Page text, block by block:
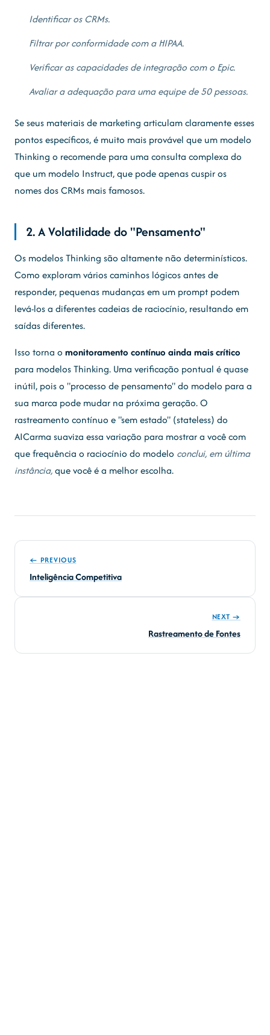
Identificar os CRMs.
Filtrar por conformidade com a HIPAA.
Verificar as capacidades de integração com o Epic.
Avaliar a adequação para uma equipe de 50 pessoas.
Se seus materiais de marketing articulam claramente esses
pontos específicos, é muito mais provável que um modelo
Thinking o recomende para uma consulta complexa do
que um modelo Instruct, que pode apenas cuspir os
nomes dos CRMs mais famosos.
2. A Volatilidade do "Pensamento"
Os modelos Thinking são altamente não determinísticos.
Como exploram vários caminhos lógicos antes de
responder, pequenas mudanças em um prompt podem
levá-los a diferentes cadeias de raciocínio, resultando em
saídas diferentes.
Isso torna o monitoramento contínuo ainda mais crítico
para modelos Thinking. Uma verificação pontual é quase
inútil, pois o "processo de pensamento" do modelo para a
sua marca pode mudar na próxima geração. O
rastreamento contínuo e "sem estado" (stateless) do
AICarma suaviza essa variação para mostrar a você com
que frequência o raciocínio do modelo conclui, em última
instância,que você é a melhor escolha.
← PREVIOUS
Inteligência Competitiva
NEXT →
Rastreamento de Fontes